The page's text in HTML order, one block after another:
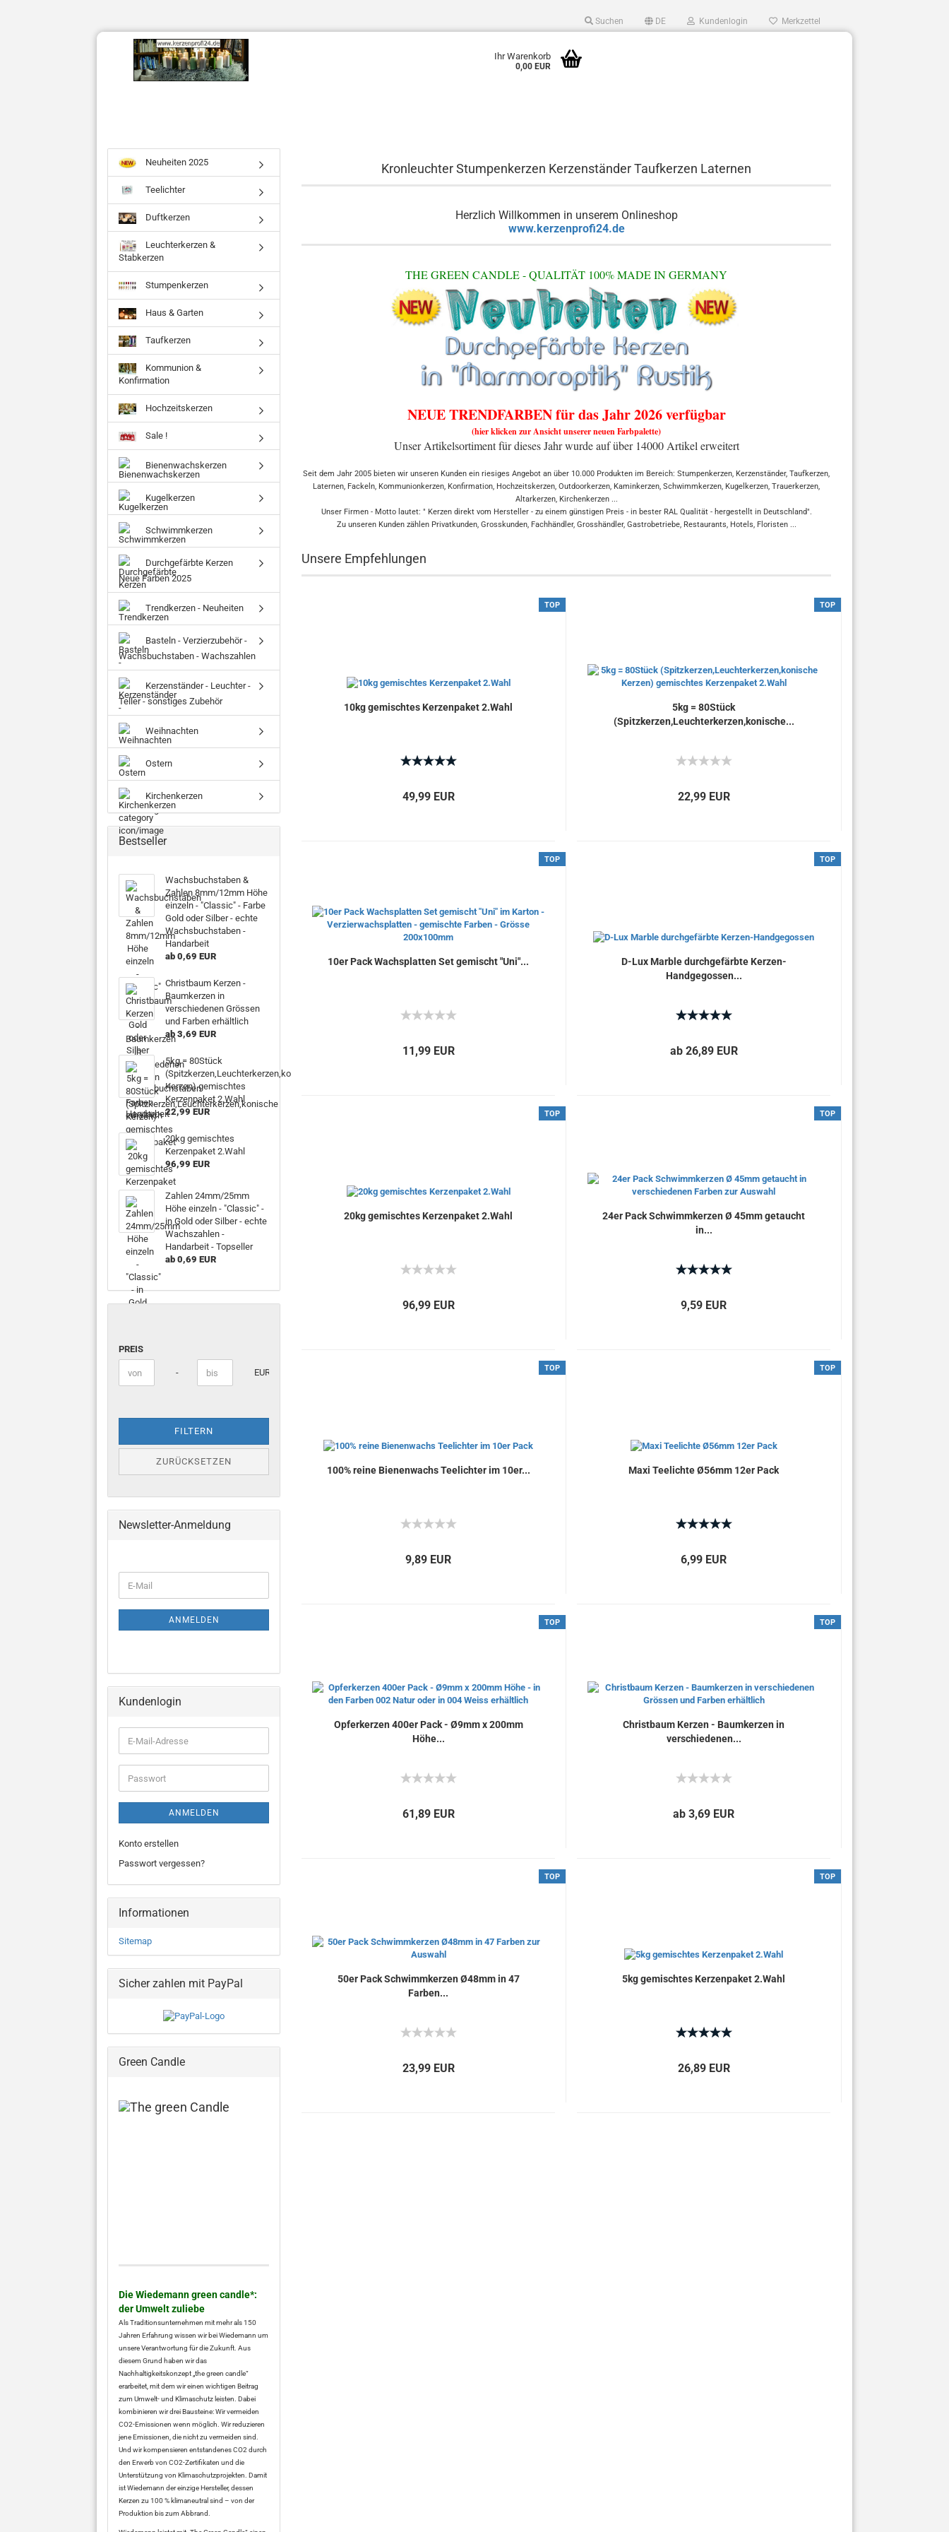
Suchen DE
Sprache auswählen
Kundenlogin
Konto erstellen
Passwort vergessen?
Merkzettel
Ihr Warenkorb
0,00 EUR
Kronleuchter Stumpenkerzen Kerzenständer Taufkerzen Laternen
Herzlich Willkommen in unserem Onlineshop
www.kerzenprofi24.de
THE GREEN CANDLE - QUALITÄT 100% MADE IN GERMANY
NEUE TRENDFARBEN für das Jahr 2026 verfügbar
(hier klicken zur Ansicht unserer neuen Farbpalette)
Unser Artikelsortiment für dieses Jahr wurde auf über 14000 Artikel erweitert
Seit dem Jahr 2005 bieten wir unseren Kunden ein riesiges Angebot an über 10.000 Produkten im Bereich: Stumpenkerzen, Kerzenständer, Taufkerzen,
Laternen, Fackeln, Kommunionkerzen, Konfirmation, Hochzeitskerzen, Outdoorkerzen, Kaminkerzen, Schwimmkerzen, Kugelkerzen, Trauerkerzen,
Altarkerzen, Kirchenkerzen ...
Unser Firmen - Motto lautet: " Kerzen direkt vom Hersteller - zu einem günstigen Preis - in bester RAL Qualität - hergestellt in Deutschland".
Zu unseren Kunden zählen Privatkunden, Grosskunden, Fachhändler, Grosshändler, Gastrobetriebe, Restaurants, Hotels, Floristen ...
Unsere Empfehlungen
TOP
10kg gemischtes Kerzenpaket 2.Wahl
49,99 EUR
TOP
5kg = 80Stück
(Spitzkerzen,Leuchterkerzen,konische...
22,99 EUR
TOP
10er Pack Wachsplatten Set gemischt "Uni"...
11,99 EUR
TOP
D-Lux Marble durchgefärbte Kerzen-
Handgegossen...
ab 26,89 EUR
TOP
20kg gemischtes Kerzenpaket 2.Wahl
96,99 EUR
TOP
24er Pack Schwimmkerzen Ø 45mm getaucht
in...
9,59 EUR
TOP
100% reine Bienenwachs Teelichter im 10er...
9,89 EUR
TOP
Maxi Teelichte Ø56mm 12er Pack
6,99 EUR
TOP
Opferkerzen 400er Pack - Ø9mm x 200mm
Höhe...
61,89 EUR
TOP
Christbaum Kerzen - Baumkerzen in
verschiedenen...
ab 3,69 EUR
TOP
50er Pack Schwimmkerzen Ø48mm in 47
Farben...
23,99 EUR
TOP
5kg gemischtes Kerzenpaket 2.Wahl
26,89 EUR
Neuheiten 2025
Teelichter
Duftkerzen
Leuchterkerzen &
Stabkerzen
Stumpenkerzen
Haus & Garten
Taufkerzen
Kommunion &
Konfirmation
Hochzeitskerzen
Sale !
Bienenwachskerzen
Kugelkerzen
Schwimmkerzen
Durchgefärbte Kerzen
Neue Farben 2025
Trendkerzen - Neuheiten
Basteln - Verzierzubehör -
Wachsbuchstaben - Wachszahlen
Kerzenständer - Leuchter -
Teller - sonstiges Zubehör
Weihnachten
Ostern
Kirchenkerzen
Bestseller
Wachsbuchstaben &
Zahlen 8mm/12mm Höhe
einzeln - "Classic" - Farbe
Gold oder Silber - echte
Wachsbuchstaben -
Handarbeit
ab 0,69 EUR
Christbaum Kerzen -
Baumkerzen in
verschiedenen Grössen
und Farben erhältlich
ab 3,69 EUR
5kg = 80Stück
(Spitzkerzen,Leuchterkerzen,konische
Kerzen) gemischtes
Kerzenpaket 2.Wahl
22,99 EUR
20kg gemischtes
Kerzenpaket 2.Wahl
96,99 EUR
Zahlen 24mm/25mm
Höhe einzeln - "Classic" -
in Gold oder Silber - echte
Wachszahlen -
Handarbeit - Topseller
ab 0,69 EUR
PREIS
Preis bis - EUR
FILTERN
ZURÜCKSETZEN
Newsletter-Anmeldung
E-
Mail
ANMELDEN
Kundenlogin
E-
Mail-
Adresse
Passwort
ANMELDEN
Konto erstellen
Passwort vergessen?
Informationen
Sitemap
Sicher zahlen mit PayPal
Green Candle
Die Wiedemann green candle*:
der Umwelt zuliebe
Als Traditionsunternehmen mit mehr als 150
Jahren Erfahrung wissen wir bei Wiedemann um
unsere Verantwortung für die Zukunft. Aus
diesem Grund haben wir das
Nachhaltigkeitskonzept „the green candle“
erarbeitet, mit dem wir einen wichtigen Beitrag
zum Umwelt- und Klimaschutz leisten. Dabei
kombinieren wir drei Bausteine: Wir vermeiden
CO2-Emissionen wenn möglich. Wir reduzieren
jene Emissionen, die nicht zu vermeiden sind.
Und wir kompensieren entstandenes CO2 durch
den Erwerb von CO2-Zertifikaten und die
Unterstützung von Klimaschutzprojekten. Damit
ist Wiedemann der einzige Hersteller, dessen
Kerzen zu 100 % klimaneutral sind – von der
Produktion bis zum Abbrand.